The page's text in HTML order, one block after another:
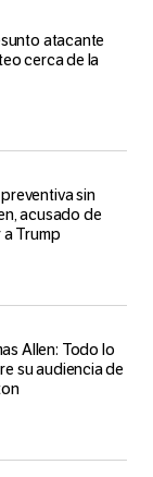
atacante
cerca de la
sin
acusado de
Trump
Allen: Todo lo
su audiencia de